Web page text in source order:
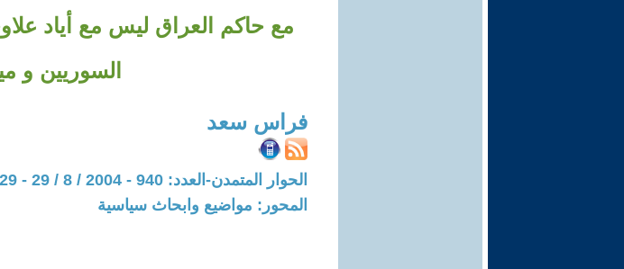
مع حاكم العراق ليس مع أياد
السوريين و
فراس سعد
الحوار المتمدن-العدد: 940 - 2004 / 8 / 29 - 02:29
المحور: مواضيع وابحاث سياسية